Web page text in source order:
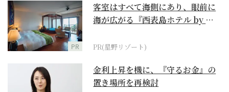
PR
客室はすべて海側にあり、眼前に
海が広がる『西表島ホテル by 星
PR(星野リゾート)
金利上昇を機に、『守るお金』の
置き場所を再検討